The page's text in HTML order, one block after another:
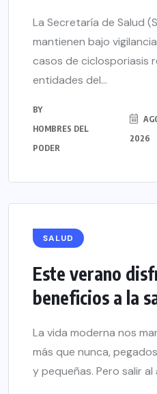
La Secretaría de Salud
mantienen bajo
casos de ciclosporiasis
entidades del...
BY
HOMBRES DEL
PODER
2026
SALUD
Este verano
beneficios a la
La vida moderna nos
más que nunca,
y pequeñas. Pero salir al